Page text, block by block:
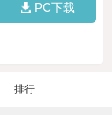
PC下载
排行